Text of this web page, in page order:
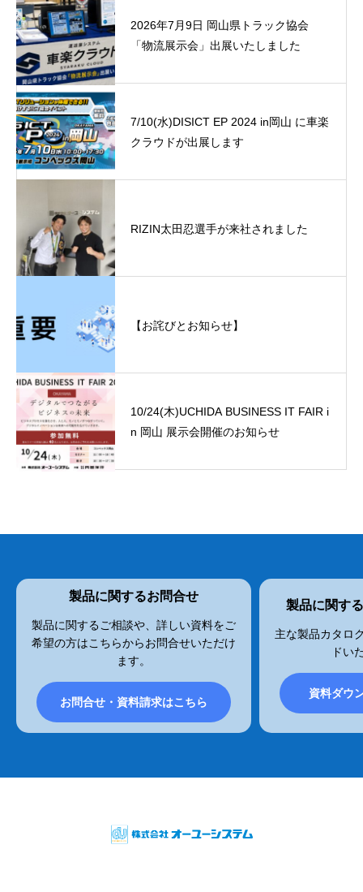
2026年7月9日 岡山県トラック協会
「物流展示会」出展いたしました
7/10(水)DISICT EP 2024 in岡山 に車楽
クラウドが出展します
RIZIN太田忍選手が来社されました
【お詫びとお知らせ】
10/24(木)UCHIDA BUSINESS IT FAIR i
n 岡山 展示会開催のお知らせ
製品に関するお問合せ
製品に関するご相談や、詳しい資料をご
希望の方はこちらからお問合せいただけ
ます。
お問合せ・資料請求はこちら
製品に関す
主な製品カタロ
ドい
資料ダウ